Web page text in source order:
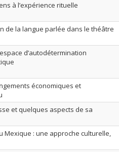
à l’expérience rituelle
de la langue parlée dans le théâtre
d’autodétermination
économiques et
et quelques aspects de sa
: une approche culturelle,